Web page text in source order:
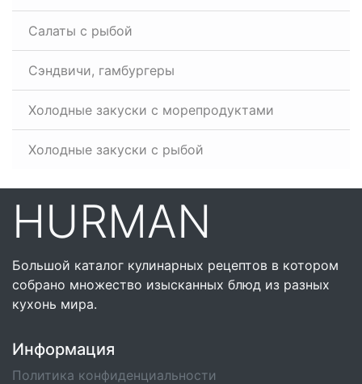
Салаты с рыбой
Сэндвичи, гамбургеры
Холодные закуски с морепродуктами
Холодные закуски с рыбой
HURMAN
Большой каталог кулинарных рецептов в котором
собрано множество изысканных блюд из разных
кухонь мира.
Информация
Политика конфиденциальности